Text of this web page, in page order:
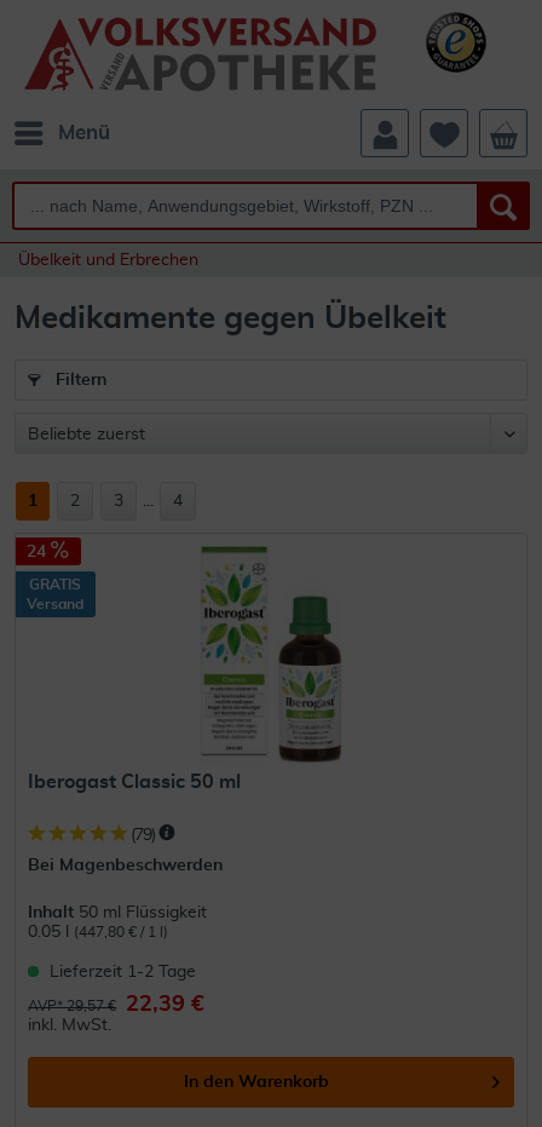
Menü
Übelkeit und Erbrechen
Medikamente gegen Übelkeit
Filtern
1 2 3 ... 4
24
GRATIS
Versand
Iberogast Classic 50 ml
(79)
Bei Magenbeschwerden
Inhalt 50 ml Flüssigkeit
0.05 l
(447,80 € / 1 l)
Lieferzeit 1-2 Tage
AVP* 29,57 € 22,39 €
inkl. MwSt.
In den Warenkorb